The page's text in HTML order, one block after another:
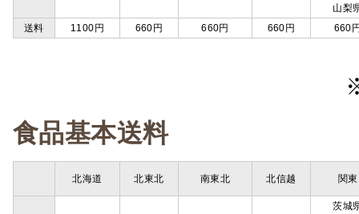
山梨
送料
1100円 660円 660円 660円 660
食品基本送料
北海道 北東北 南東北 北信越 関東
茨城